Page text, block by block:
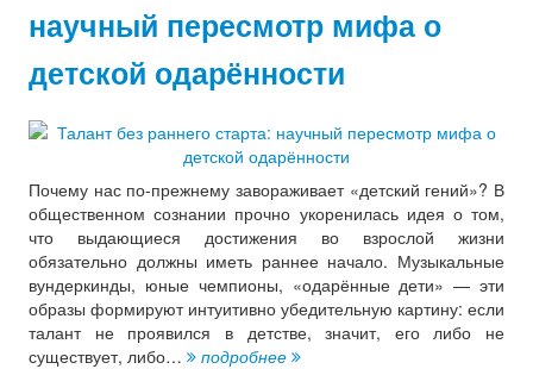
научный пересмотр мифа о
детской одарённости
Почему нас по-прежнему завораживает «детский гений»? В
общественном сознании прочно укоренилась идея о том,
что выдающиеся достижения во взрослой жизни
обязательно должны иметь раннее начало. Музыкальные
вундеркинды, юные чемпионы, «одарённые дети» — эти
образы формируют интуитивно убедительную картину: если
талант не проявился в детстве, значит, его либо не
существует, либо…
подробнее